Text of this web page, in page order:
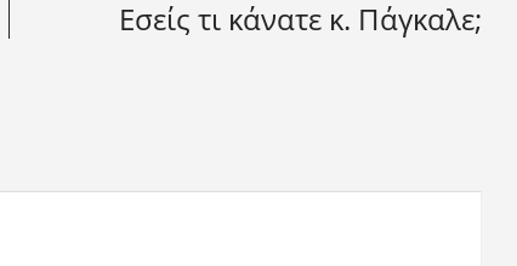
Εσείς τι κάνατε κ. Πάγκαλε;